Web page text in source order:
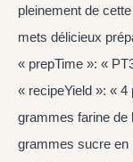
pleinement de
mets délicieux
« prepTime »: «
« recipeYield »: «
grammes farine de
grammes sucre en